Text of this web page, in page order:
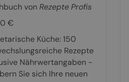
von Rezepte Profis
€
Küche: 150
Rezepte
Nährwertangaben -
Sie sich Ihre neuen